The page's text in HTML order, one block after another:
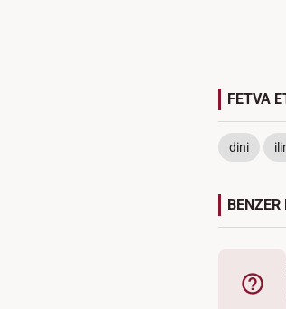
FETVA
dini
Fetva